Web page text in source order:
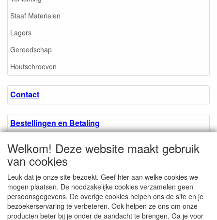
Staaf Materialen
Lagers
Gereedschap
Houtschroeven
Contact
Bestellingen en Betaling
Algemene voorwaarden
Over ons.
Privacyverklaring
Welkom! Deze website maakt gebruik
van cookies
Leuk dat je onze site bezoekt. Geef hier aan welke cookies we
mogen plaatsen. De noodzakelijke cookies verzamelen geen
persoonsgegevens. De overige cookies helpen ons de site en je
bezoekerservaring te verbeteren. Ook helpen ze ons om onze
producten beter bij je onder de aandacht te brengen. Ga je voor